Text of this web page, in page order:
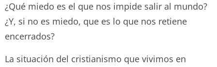
¿Qué miedo es el que nos impide salir al mundo?
¿Y, si no es miedo, que es lo que nos retiene
encerrados?
La situación del cristianismo que vivimos en